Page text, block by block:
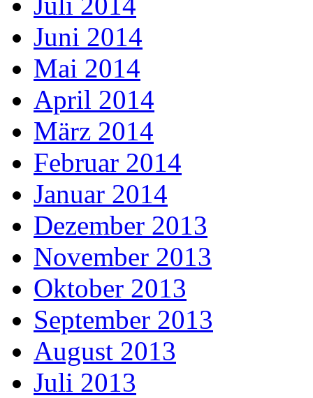
Juni 2014
Mai 2014
April 2014
März 2014
Februar 2014
Januar 2014
Dezember 2013
November 2013
Oktober 2013
September 2013
August 2013
Juli 2013